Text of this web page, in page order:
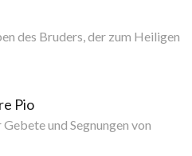
des Bruders, der zum Heiligen
Pio
Gebete und Segnungen von